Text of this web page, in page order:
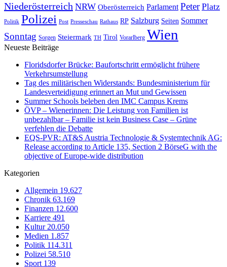
Niederösterreich NRW Oberösterreich Parlament Peter Platz
Politik Polizei Post Presseschau Rathaus RP Salzburg Seiten Sommer
Sonntag Sorgen Steiermark TH Tirol Vorarlberg Wien
Neueste Beiträge
Floridsdorfer Brücke: Baufortschritt ermöglicht frühere
Verkehrsumstellung
Tag des militärischen Widerstands: Bundesministerium für
Landesverteidigung erinnert an Mut und Gewissen
Summer Schools beleben den IMC Campus Krems
ÖVP – Wienerinnen: Die Leistung von Familien ist
unbezahlbar – Familie ist kein Business Case – Grüne
verfehlen die Debatte
EQS-PVR: AT&S Austria Technologie & Systemtechnik AG:
Release according to Article 135, Section 2 BörseG with the
objective of Europe-wide distribution
Kategorien
Allgemein 19.627
Chronik 63.169
Finanzen 12.600
Karriere 491
Kultur 20.050
Medien 1.857
Politik 114.311
Polizei 58.510
Sport 139